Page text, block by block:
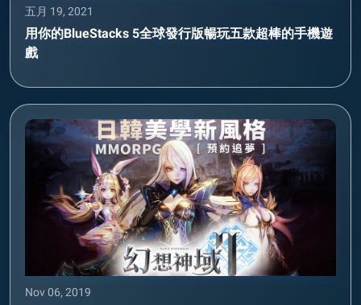
五月 19, 2021
用你的BlueStacks 5全球發行版暢玩五款超棒的手機遊
戲
Nov 06, 2019